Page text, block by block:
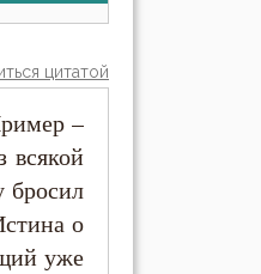
цитатой
–
всякой
бросил
о
уже